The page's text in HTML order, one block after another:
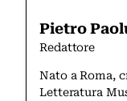
Pietro
Redattore
Nato a Roma,
Letteratura